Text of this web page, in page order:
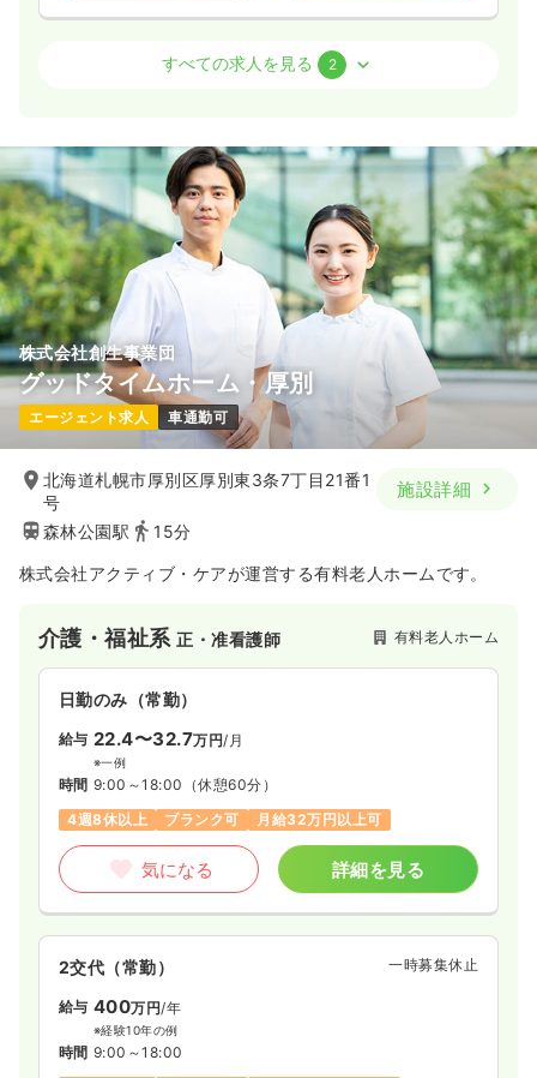
正・准看護師
給与 25.7 万円 /月 賞与4ヶ月
※経験13年の例
時間 8:45～17:15（休憩60分）
日祝休み
オンコールあり
担当業務未経験可
ブランク可
第二新卒可 月給25万円以上可
気になる 詳細を見る
日勤のみ（パート） 一時募集休止
給与 時給1,300円〜
時間 8:45～17:15
ブランク可
第二新卒可
気になる 詳細を見る
すべての求人を見る 2
株式会社創生事業団
グッドタイムホーム・厚別
エージェント求人 車通勤可
北海道札幌市厚別区厚別東3条7丁目21番1
号
森林公園駅
15分
施設詳細
株式会社アクティブ・ケアが運営する有料老人ホームです。
介護・福祉系正・准看護師 有料老人ホーム
日勤のみ（常勤）
給与 22.4〜32.7万円/月
※一例
時間 9:00～18:00 （休憩60分）
4週8休以上
ブランク可 月給32万円以上可
気になる 詳細を見る
2交代（常勤） 一時募集休止
給与 400万円/年
※経験10年の例
時間 9:00～18:00